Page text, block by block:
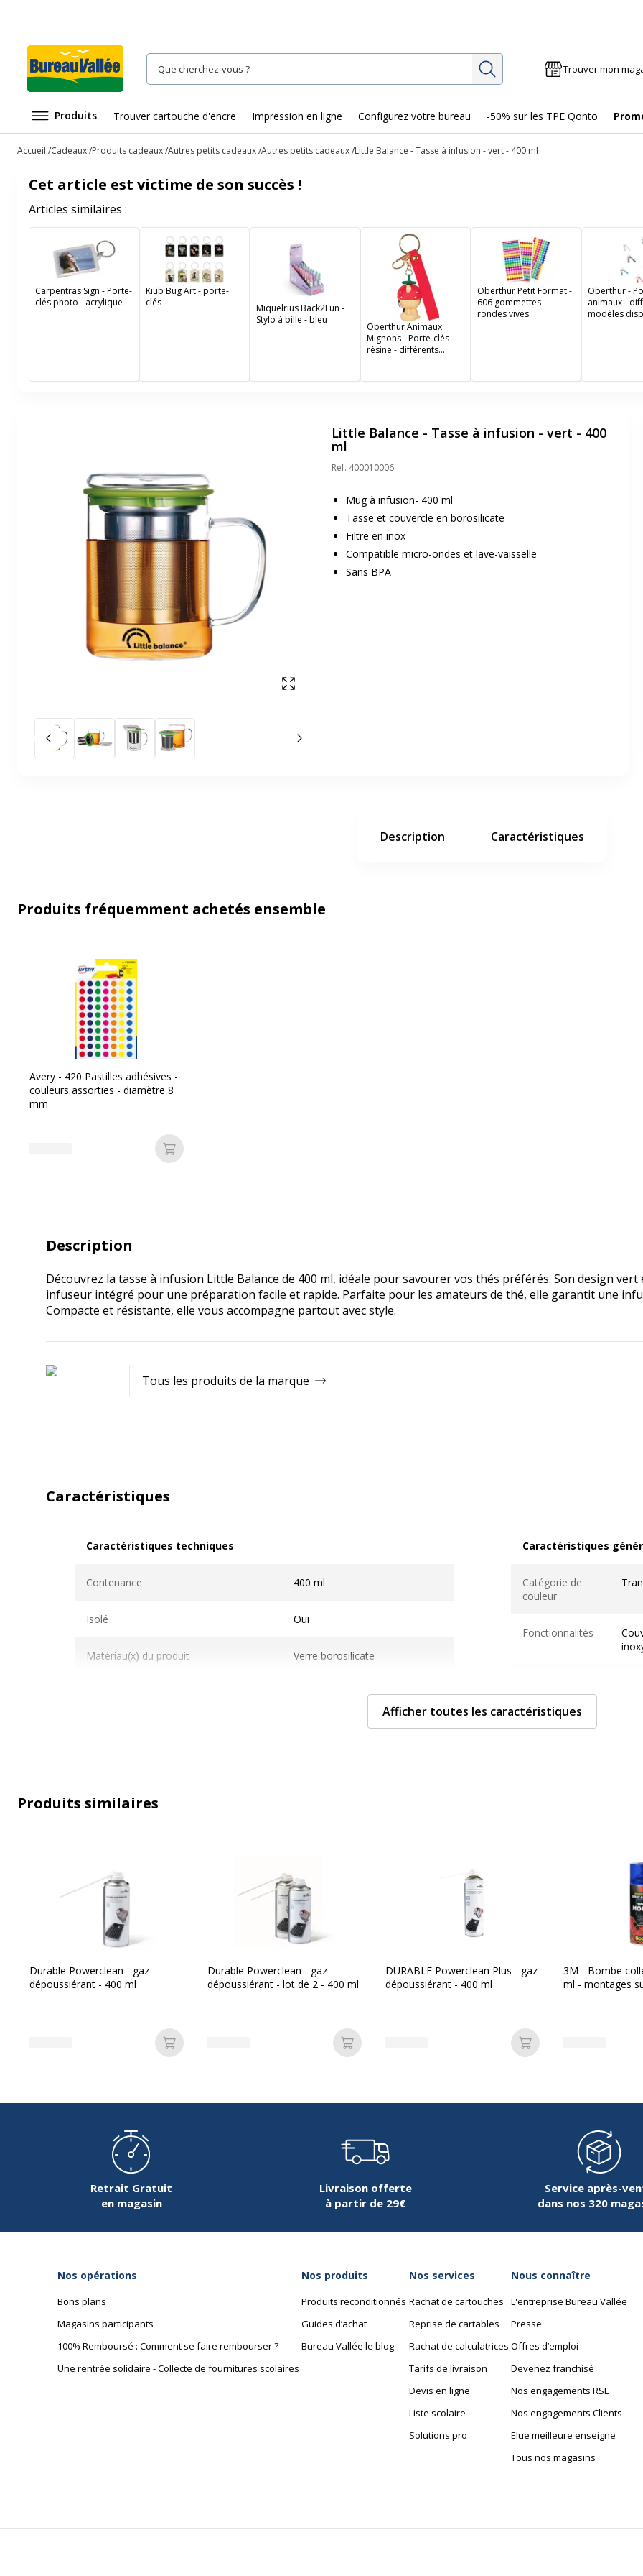
Rechercher Trouver mon
Produits Trouver cartouche d'encre Impression en ligne Configurez votre bureau -50% sur les TPE Qonto
Accueil Cadeaux Produits cadeaux Autres petits cadeaux Autres petits cadeaux Little Balance - Tasse à infusion - vert - 400 ml
Cet article est victime de son succès !
Articles similaires :
Carpentras Sign - Porte-
clés photo - acrylique
Kiub Bug Art - porte-
clés
Miquelrius Back2Fun -
Stylo à bille - bleu
Oberthur Animaux
Mignons - Porte-clés
résine - différents
Oberthur Petit Format -
606 gommettes -
rondes vives
Oberthur -
animaux -
modèles
Afficher en plein écran
Slide précédent Slide suivant
Little Balance - Tasse à infusion - vert - 400
ml
Ref. 400010006
Mug à infusion- 400 ml
Tasse et couvercle en borosilicate
Filtre en inox
Compatible micro-ondes et lave-vaisselle
Sans BPA
Description Caractéristiques
Produits fréquemment achetés ensemble
Avery - 420 Pastilles adhésives -
couleurs assorties - diamètre 8
mm
Ajouter au panier
Description
Découvrez la tasse à infusion Little Balance de 400 ml, idéale pour savourer vos thés préférés. Son design
infuseur intégré pour une préparation facile et rapide. Parfaite pour les amateurs de thé, elle garantit une
Compacte et résistante, elle vous accompagne partout avec style.
Tous les produits de la marque
Caractéristiques
Caractéristiques techniques
Contenance 400 ml
Isolé Oui
Matériau(x) du produit Verre borosilicate
Caractéristiques
Catégorie de
couleur
Fonctionnalités
Marque
Référence produit fabricant 8442
Compatible lave-vaisselle
Compatible micro-ondes
Dimensions et poids
Dimensions et poids
Largeur 12 cm
Profondeur
Afficher toutes les caractéristiques
Produits similaires
Durable Powerclean - gaz
dépoussiérant - 400 ml
Ajouter au panier
Durable Powerclean - gaz
dépoussiérant - lot de 2 - 400 ml
Ajouter au panier
DURABLE Powerclean Plus - gaz
dépoussiérant - 400 ml
Ajouter au panier
3M - Bombe
ml - montages
Retrait Gratuit
en magasin
Livraison offerte
à partir de 29€
Service après-
dans nos 320
Nos opérations
Bons plans
Magasins participants
100% Remboursé : Comment se faire rembourser ?
Une rentrée solidaire - Collecte de fournitures scolaires
Nos produits
Produits reconditionnés
Guides d’achat
Bureau Vallée le blog
Nos services
Rachat de cartouches
Reprise de cartables
Rachat de calculatrices
Tarifs de livraison
Devis en ligne
Liste scolaire
Solutions pro
Nous connaître
L'entreprise Bureau Vallée
Presse
Offres d’emploi
Devenez franchisé
Nos engagements RSE
Nos engagements Clients
Elue meilleure enseigne
Tous nos magasins